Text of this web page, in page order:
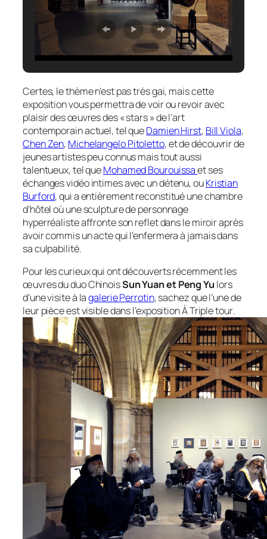
Certes, le thème n’est pas très gai, mais cette
exposition vous permettra de voir ou revoir avec
plaisir des œuvres des « stars » de l’art
contemporain actuel, tel queDamien Hirst, Bill Viola,
Chen Zen, Michelangelo Pitoletto, et de découvrir de
jeunes artistes peu connus mais tout aussi
talentueux, tel queMohamed Bourouissaet ses
échanges vidéo intimes avec un détenu, ouKristian
Burford, qui a entièrement reconstitué une chambre
d’hôtel où une sculpture de personnage
hyperréaliste affronte son reflet dans le miroir après
avoir commis un acte qui l’enfermera à jamais dans
sa culpabilité.
Pour les curieux qui ont découverts récemment les
œuvres du duo ChinoisSun Yuan et Peng Yu lors
d’une visite à lagalerie Perrotin, sachez que l’une de
leur pièce est visible dans l’expositionÀ Triple tour.